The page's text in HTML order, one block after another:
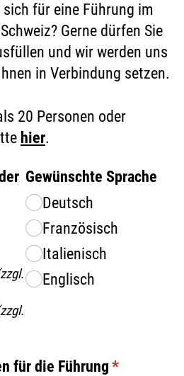
für eine Führung im
Gerne dürfen Sie
und wir werden uns
in Verbindung setzen.
20 Personen oder
hier.
Gewünschte Sprache
Deutsch
Französisch
Italienisch
Englisch
für die Führung *